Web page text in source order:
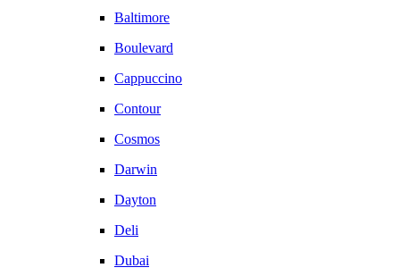
Baltimore
Boulevard
Cappuccino
Contour
Cosmos
Darwin
Dayton
Deli
Dubai